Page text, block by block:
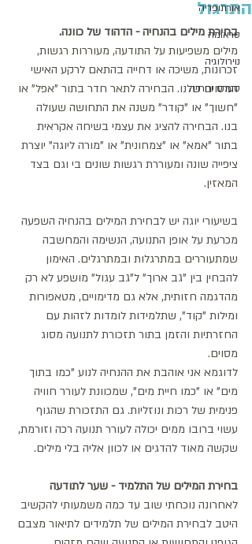
אורתופדיה
טראומה
נוירולוגיה
סטרס וחרדה
התרגול
בחירת מילים בהנחיה - הדהוד של כוונה.
מילים משפיעות על התודעה, מעוררות רגשות,
זכרונות, משיכה או דחייה בהתאם לרקע האישי
המסוים שלנו. הבחירה לתאר חדר בתור "אפל" או
"חשוך" או "קודר" משנה את התחושה שעולה
בנו. הבחירה להציג את עצמי בשיחה אקראית
בתור "אמא" או "צמחונית" או "מורה ליוגה" יוצרת
ציפייה שונה ומעוררת רגשות שונים בי וגם בצד
המאזין.
בשיעורי יוגה יש לבחירת המילים בהנחיה השפעה
מכרעת על אופן התנועה, הנשימה והמחשבה
שמתעוררים במתרגלות ובמתרגלים. האימון
להבחין בין "גב ארוך" ל"גב עגול" מושפע לא רק
מהדגמה חזותית, אלא גם מדימויים, מטאפורות
ומילות "קוד", שתלמידות לומדות לזהות עם
החזרתיות והזמן בתור תזכורת לתנועה מסוג
מסוים.
לדוגמא אני אוהבת את ההנחיה לנוע "כמו בתוך
מים" או "כמו חיית מים", שמכוונת לעורר חוויה
פנימית של רכות ונוזליות. גם התזכורת שהגוף
עשוי ברובו ממים יכולה לעורר תנועה רכה וזורמת,
שקשה מאוד להדגים או לכוון אליה בלי מילים.
בחירת המילים של התלמיד - שער לתודעה
לאחרונה נוכחתי שוב עד כמה משמעותי להקשיב
היטב לבחירת המילים של תלמידים לתיאור מצבם